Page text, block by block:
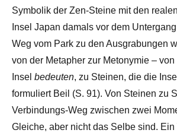
Symbolik der Zen-Steine mit den
Insel Japan damals vor dem
Weg vom Park zu den Ausgrabungen
von der Metapher zur Metonymie –
Insel bedeuten, zu Steinen, die die Insel
formuliert Beil (S. 91). Von Steinen zu
Verbindungs-Weg zwischen zwei
Gleiche, aber nicht das Selbe sind. Ein